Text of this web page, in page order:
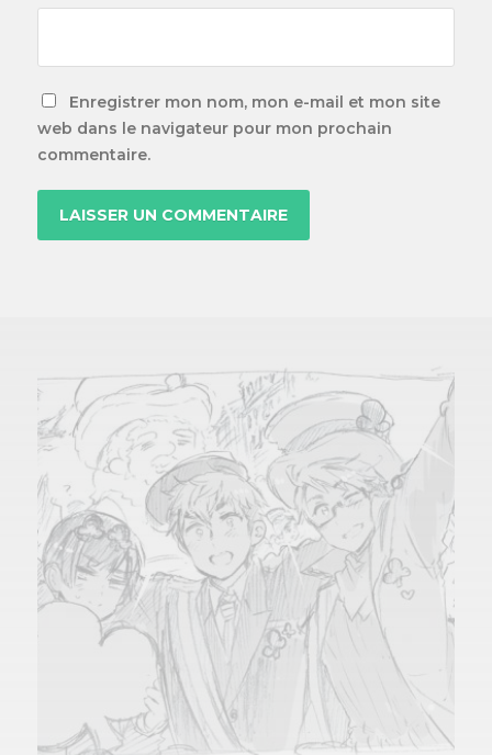
Enregistrer mon nom, mon e-mail et mon site
web dans le navigateur pour mon prochain
commentaire.